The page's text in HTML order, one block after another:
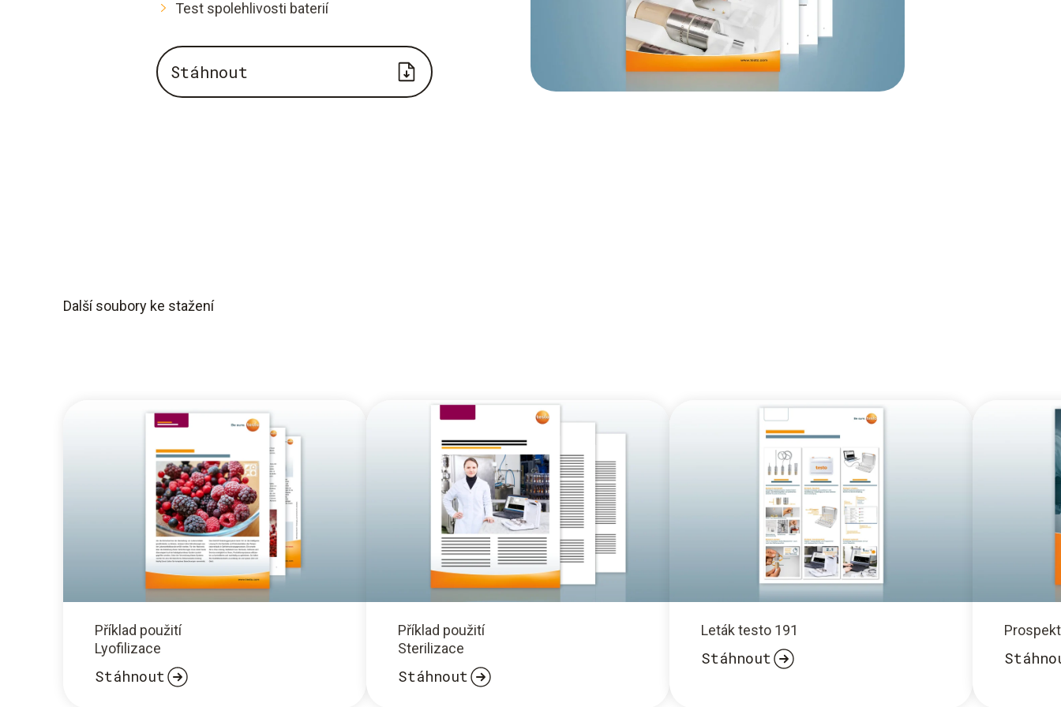
Test spolehlivosti baterií
Stáhnout
Další soubory ke stažení
Příklad použití
Lyofilizace
Stáhnout
Příklad použití
Sterilizace
Stáhnout
Leták testo 191
Stáhnout